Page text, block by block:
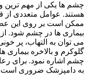
چشم ها یکی از مهم
هستند. عوامل متعددی از
ممکن است بر روی این
بیماری ها در چشم شود.
می توان به التهاب، پر
گلوکرم و بالاخره
چشم اشاره نمود. برای
به دامپزشک ضروری